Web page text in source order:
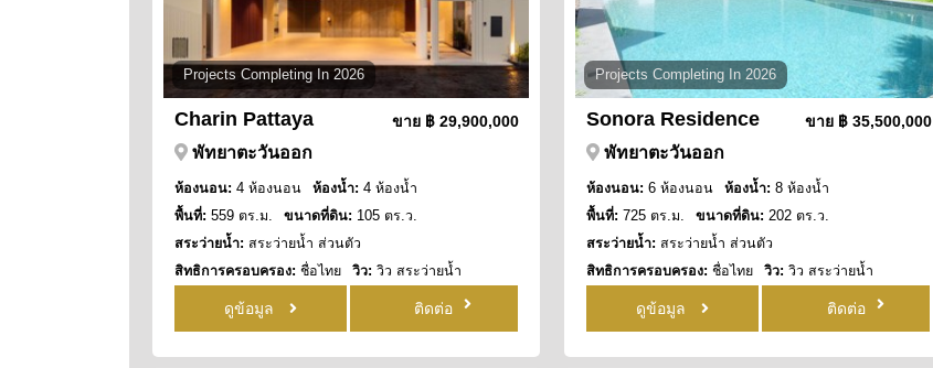
Projects Completing In 2026
Charin Pattaya ขาย ฿ 29,900,000
พัทยาตะวันออก
ห้องนอน: 4 ห้องนอน ห้องน้ำ: 4 ห้องน้ำ
พื้นที่: 559 ตร.ม. ขนาดที่ดิน: 105 ตร.ว.
สระว่ายน้ำ: สระว่ายน้ำ ส่วนตัว
สิทธิการครอบครอง: ชื่อไทย วิว: วิว สระว่ายน้ำ
ดูข้อมูล ติดต่อ
Projects Completing In 2026
Sonora Residence ขาย ฿ 35,500,000
พัทยาตะวันออก
ห้องนอน: 6 ห้องนอน ห้องน้ำ: 8 ห้องน้ำ
พื้นที่: 725 ตร.ม. ขนาดที่ดิน: 202 ตร.ว.
สระว่ายน้ำ: สระว่ายน้ำ ส่วนตัว
สิทธิการครอบครอง: ชื่อไทย วิว: วิว สระว่ายน้ำ
ดูข้อมูล ติดต่อ